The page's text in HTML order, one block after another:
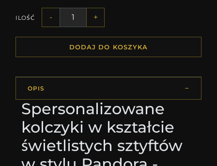
ILOŚĆ - +
DODAJ DO KOSZYKA
OPIS
Spersonalizowane
kolczyki w kształcie
świetlistych sztyftów